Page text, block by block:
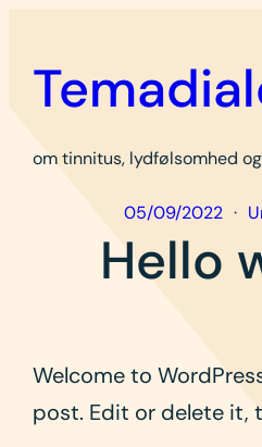
indhold
om tinnitus, lydfølsomhed
05/09/2022
Hello
Welcome to
post. Edit or delete it,